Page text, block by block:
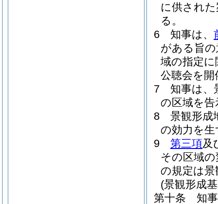
に供され
る。
6
知事は、
がある旨
域の指定
公聴会を
7
知事は、
の区域を
8
景観形成
の効力を
9
第三項及
その区域
の規定は
(景観形成
第十条
知